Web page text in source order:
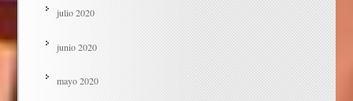
julio 2020
junio 2020
mayo 2020